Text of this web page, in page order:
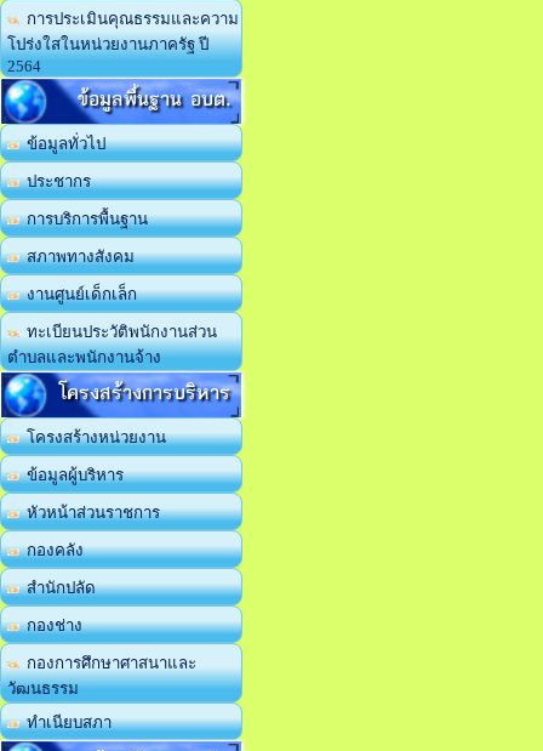
การประเมินคุณธรรมและความ
โปร่งใสในหน่วยงานภาครัฐ ปี
2564
ข้อมูลพื้นฐาน อบต.
ข้อมูลทั่วไป
ประชากร
การบริการพื้นฐาน
สภาพทางสังคม
งานศูนย์เด็กเล็ก
ทะเบียนประวัติพนักงานส่วน
ตำบลและพนักงานจ้าง
โครงสร้างการบริหาร
โครงสร้างหน่วยงาน
ข้อมูลผู้บริหาร
หัวหน้าส่วนราชการ
กองคลัง
สำนักปลัด
กองช่าง
กองการศึกษาศาสนาและ
วัฒนธรรม
ทำเนียบสภา